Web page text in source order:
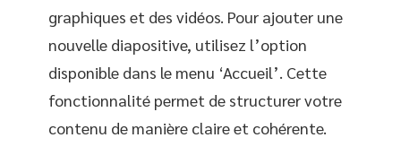
graphiques et des vidéos. Pour ajouter une
nouvelle diapositive, utilisez l’option
disponible dans le menu ‘Accueil’. Cette
fonctionnalité permet de structurer votre
contenu de manière claire et cohérente.